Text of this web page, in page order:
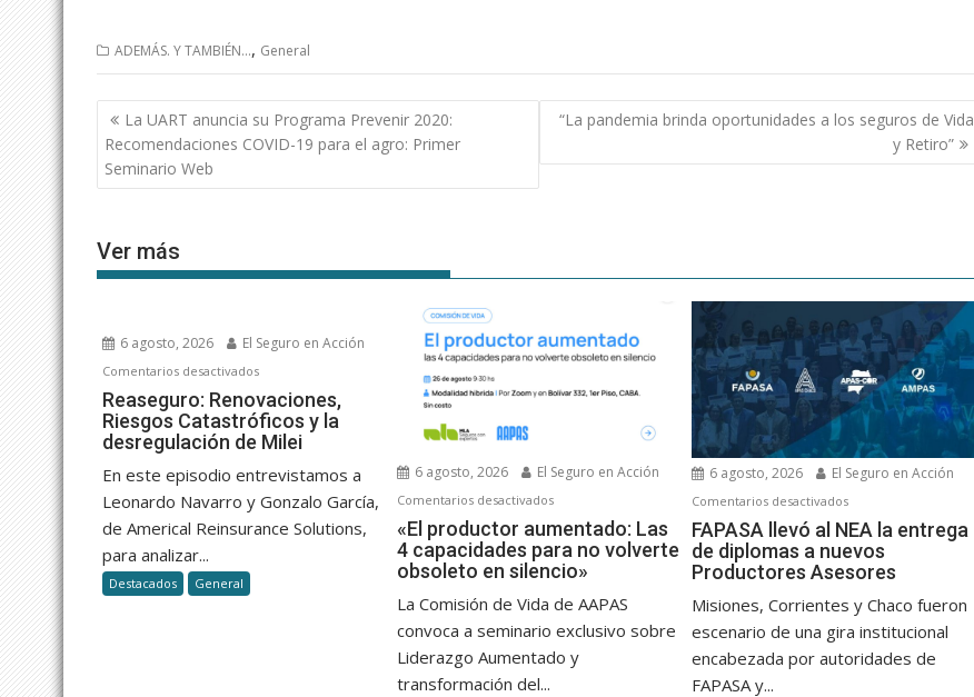
ADEMÁS. Y TAMBIÉN..., General
Navegación
de
entradas
La UART anuncia su Programa Prevenir 2020:
Recomendaciones COVID-19 para el agro: Primer
Seminario Web
“La pandemia brinda oportunidades a los seguros de Vida
y Retiro”
Ver más
6 agosto, 2026 El Seguro en Acción
Comentarios desactivadosen
Reaseguro:
Renovaciones,
Riesgos
Catastróficos
Reaseguro: Renovaciones,
Riesgos Catastróficos y la
desregulación de Milei
En este episodio entrevistamos a
Leonardo Navarro y Gonzalo García,
de Americal Reinsurance Solutions,
para analizar...
Destacados General
6 agosto, 2026 El Seguro en Acción
Comentarios desactivadosen
«El
productor
aumentado:
Las
para
«El productor aumentado: Las
4 capacidades para no volverte
obsoleto en silencio»
La Comisión de Vida de AAPAS
convoca a seminario exclusivo sobre
Liderazgo Aumentado y
transformación del...
6 agosto, 2026 El Seguro en Acción
Comentarios desactivadosen
FAPASA
llevó
al
NEA
FAPASA llevó al NEA la entrega
de diplomas a nuevos
Productores Asesores
Misiones, Corrientes y Chaco fueron
escenario de una gira institucional
encabezada por autoridades de
FAPASA y...